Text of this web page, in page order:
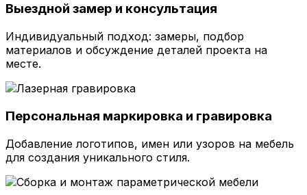
Выездной замер и консультация
Индивидуальный подход: замеры, подбор
материалов и обсуждение деталей проекта на
месте.
Персональная маркировка и гравировка
Добавление логотипов, имен или узоров на мебель
для создания уникального стиля.